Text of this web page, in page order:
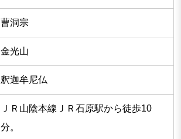
曹洞宗
金光山
釈迦牟尼仏
ＪＲ山陰本線ＪＲ石原駅から徒歩10
分。